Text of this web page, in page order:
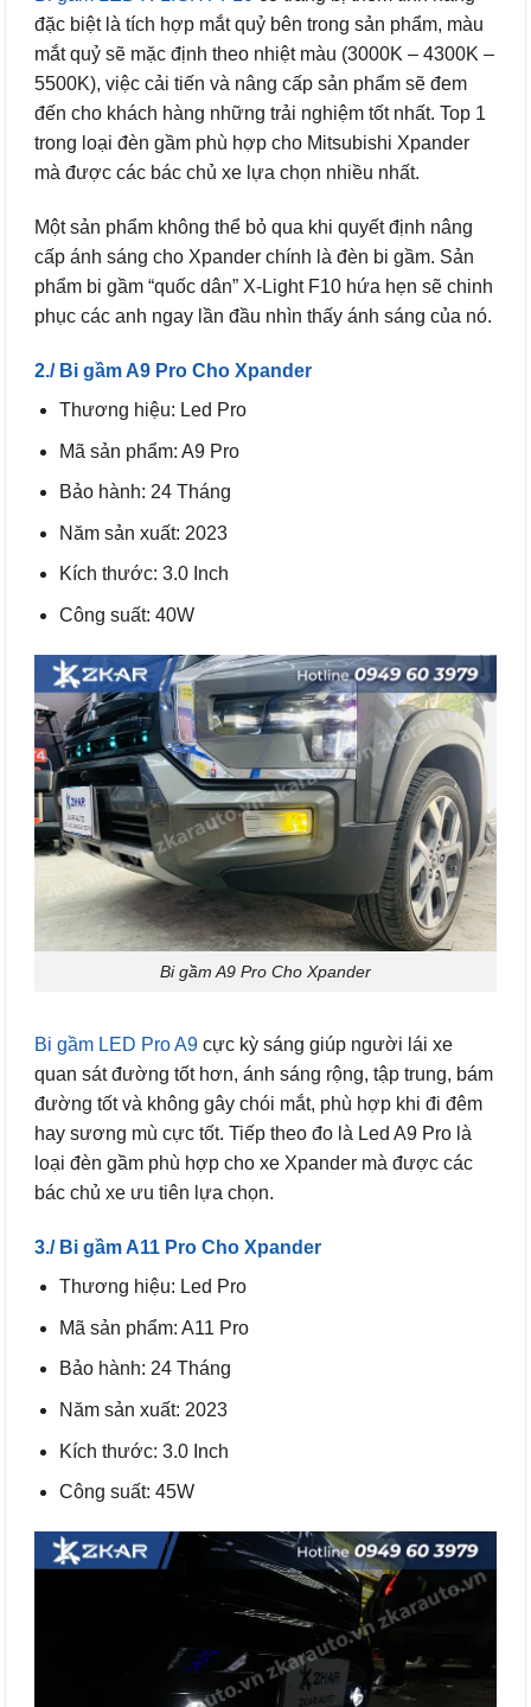
đặc biệt là tích hợp mắt quỷ bên trong sản phẩm, màu
mắt quỷ sẽ mặc định theo nhiệt màu (3000K – 4300K –
5500K), việc cải tiến và nâng cấp sản phẩm sẽ đem
đến cho khách hàng những trải nghiệm tốt nhất. Top 1
trong loại đèn gầm phù hợp cho Mitsubishi Xpander
mà được các bác chủ xe lựa chọn nhiều nhất.
Một sản phẩm không thể bỏ qua khi quyết định nâng
cấp ánh sáng cho Xpander chính là đèn bi gầm. Sản
phẩm bi gầm “quốc dân” X-Light F10 hứa hẹn sẽ chinh
phục các anh ngay lần đầu nhìn thấy ánh sáng của nó.
2./ Bi gầm A9 Pro Cho Xpander
Thương hiệu: Led Pro
Mã sản phẩm: A9 Pro
Bảo hành: 24 Tháng
Năm sản xuất: 2023
Kích thước: 3.0 Inch
Công suất: 40W
Bi gầm A9 Pro Cho Xpander
Bi gầm LED Pro A9 cực kỳ sáng giúp người lái xe
quan sát đường tốt hơn, ánh sáng rộng, tập trung, bám
đường tốt và không gây chói mắt, phù hợp khi đi đêm
hay sương mù cực tốt. Tiếp theo đo là Led A9 Pro là
loại đèn gầm phù hợp cho xe Xpander mà được các
bác chủ xe ưu tiên lựa chọn.
3./ Bi gầm A11 Pro Cho Xpander
Thương hiệu: Led Pro
Mã sản phẩm: A11 Pro
Bảo hành: 24 Tháng
Năm sản xuất: 2023
Kích thước: 3.0 Inch
Công suất: 45W